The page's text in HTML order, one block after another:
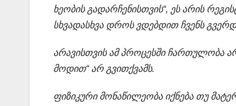
ხეობის გადარჩენისთვის“, ეს არის
სხვადასხვა დროს ვდებდით ჩვენს
არავისთვის ამ პროცესში ჩართულობა
მოდით“ არ გვითქვამს.
ფიზიკური მონაწილეობა იქნება თუ